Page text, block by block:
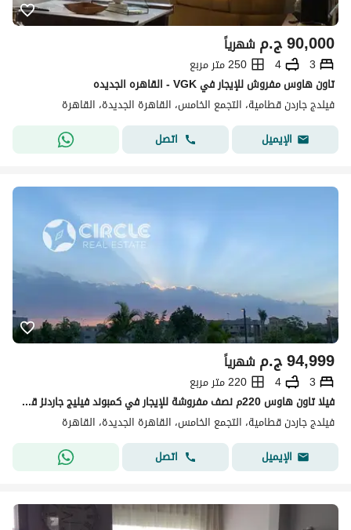
ج.م90,000 شهرياً
3
4
250 متر مربع
تاون هاوس مفروش للإيجار في VGK - القاهره الجديده
فيلدج جاردن قطامية، التجمع الخامس، القاهرة الجديدة، القاهرة
الإيميل
اتصل
ج.م94,999 شهرياً
3
4
220 متر مربع
فيلا تاون هاوس 220م نصف مفروشة للإيجار في كمبوند فيليج جاردنز قطامية Village Gardens Katameya التجمع الخامس بالقاهرة الجديدة دقايق من الAUC
فيلدج جاردن قطامية، التجمع الخامس، القاهرة الجديدة، القاهرة
الإيميل
اتصل